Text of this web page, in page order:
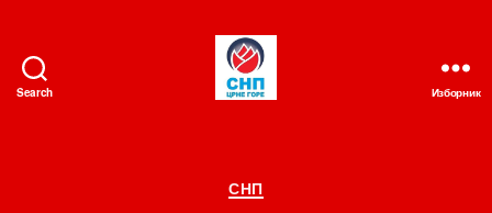
Search Изборник
Категорије
СНП